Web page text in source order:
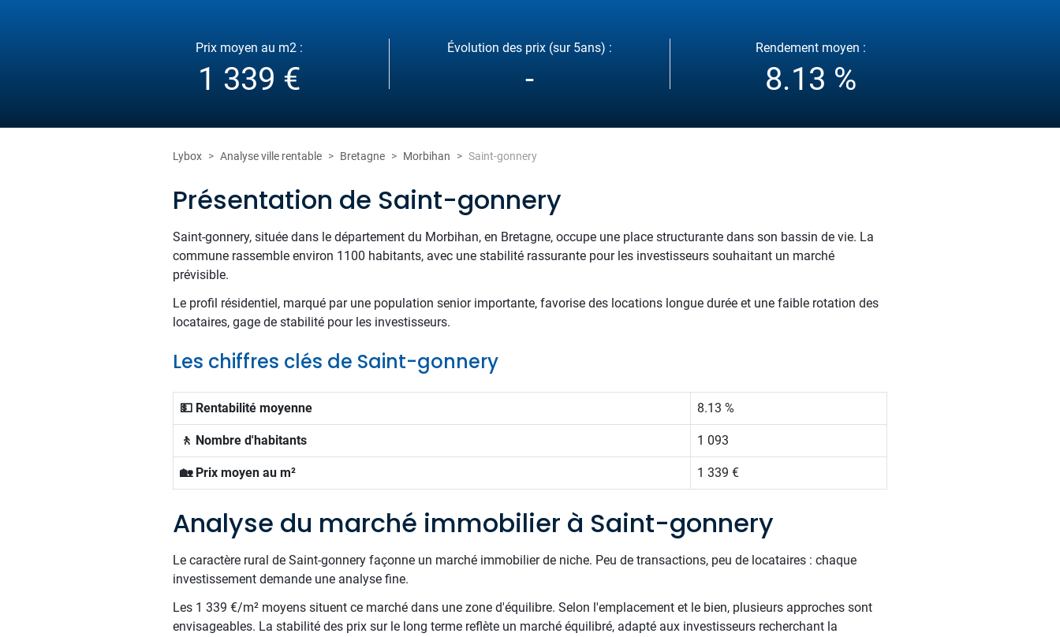
Prix moyen au m2 :
1 339 €
Évolution des prix (sur 5ans) :
-
Rendement moyen :
8.13 %
Lybox Analyse ville rentable Bretagne Morbihan Saint-gonnery
Présentation de Saint-gonnery
Saint-gonnery, située dans le département du Morbihan, en Bretagne, occupe une place structurante dans son bassin de vie. La
commune rassemble environ 1100 habitants, avec une stabilité rassurante pour les investisseurs souhaitant un marché
prévisible.
Le profil résidentiel, marqué par une population senior importante, favorise des locations longue durée et une faible rotation des
locataires, gage de stabilité pour les investisseurs.
Les chiffres clés de Saint-gonnery
💵 Rentabilité moyenne 8.13 %
🚶 Nombre d'habitants 1 093
🏡 Prix moyen au m² 1 339 €
Analyse du marché immobilier à Saint-gonnery
Le caractère rural de Saint-gonnery façonne un marché immobilier de niche. Peu de transactions, peu de locataires : chaque
investissement demande une analyse fine.
Les 1 339 €/m² moyens situent ce marché dans une zone d'équilibre. Selon l'emplacement et le bien, plusieurs approches sont
envisageables. La stabilité des prix sur le long terme reflète un marché équilibré, adapté aux investisseurs recherchant la